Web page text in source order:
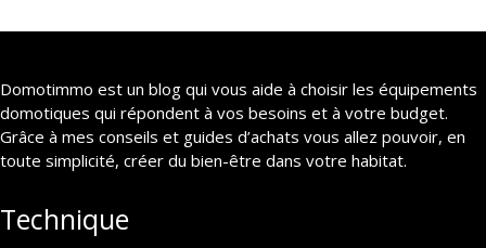
Domotimmo est un blog qui vous aide à choisir les équipements
domotiques qui répondent à vos besoins et à votre budget.
Grâce à mes conseils et guides d’achats vous allez pouvoir, en
toute simplicité, créer du bien-être dans votre habitat.
Technique